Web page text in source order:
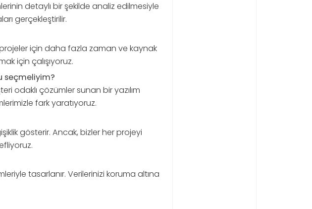
detaylı bir şekilde analiz edilmesiyle
gerçekleştirilir.
için daha fazla zaman ve kaynak
için çalışıyoruz.
seçmeliyim?
odaklı çözümler sunan bir yazılım
fark yaratıyoruz.
gösterir. Ancak, bizler her projeyi
tasarlanır. Verilerinizi koruma altına